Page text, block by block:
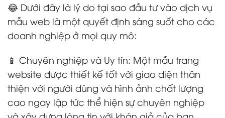
😂 Dưới đây là lý do tại sao đầu tư vào dịch vụ
mẫu web là một quyết định sáng suốt cho các
doanh nghiệp ở mọi quy mô:
📱 Chuyên nghiệp và Uy tín: Một mẫu trang
website được thiết kế tốt với giao diện thân
thiện với người dùng và hình ảnh chất lượng
cao ngay lập tức thể hiện sự chuyên nghiệp